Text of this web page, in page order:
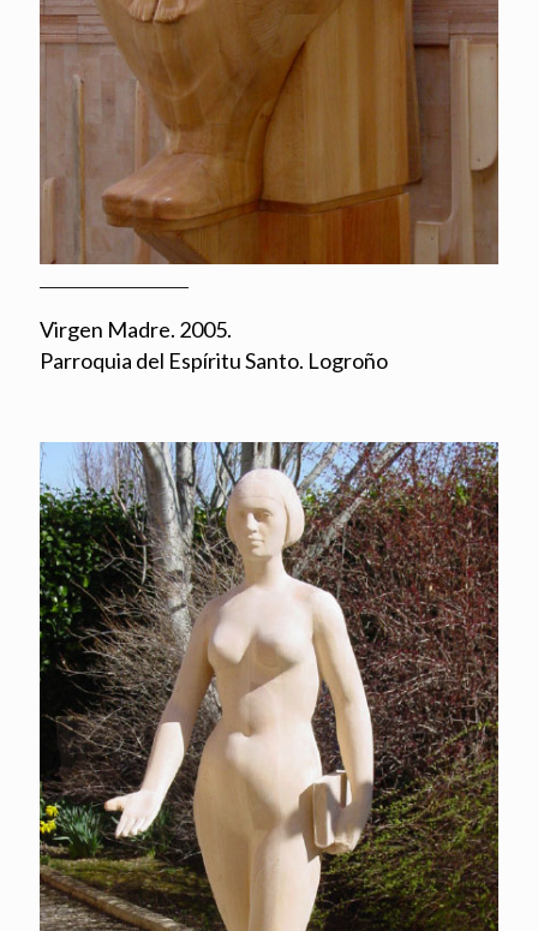
Virgen Madre. 2005.
Parroquia del Espíritu Santo. Logroño